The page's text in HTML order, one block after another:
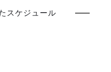
スケジュール